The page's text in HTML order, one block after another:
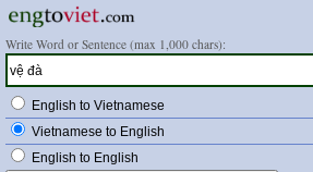
Write Word or Sentence (max 1,000 chars):
English to Vietnamese
Vietnamese to English
English to English